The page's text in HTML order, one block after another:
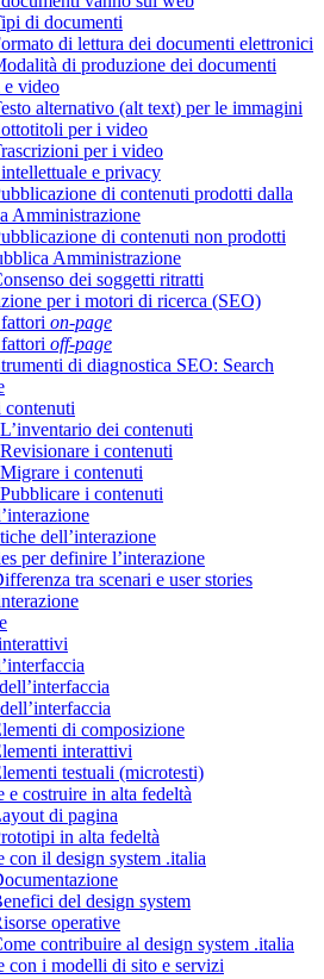
di documenti
di lettura dei documenti elettronici
di produzione dei documenti
video
alternativo (alt text) per le immagini
per i video
per i video
e privacy
di contenuti prodotti dalla
Amministrazione
di contenuti non prodotti
Amministrazione
dei soggetti ritratti
per i motori di ricerca (SEO)
on-page
off-page
di diagnostica SEO: Search
contenuti
dei contenuti
i contenuti
i contenuti
i contenuti
dell’interazione
per definire l’interazione
tra scenari e user stories
di composizione
interattivi
testuali (microtesti)
e costruire in alta fedeltà
di pagina
in alta fedeltà
con il design system .italia
del design system
operative
contribuire al design system .italia
con i modelli di sito e servizi